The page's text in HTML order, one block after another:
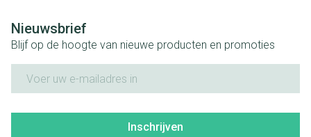
Nieuwsbrief
Blijf op de hoogte van nieuwe producten en promoties
Inschrijven